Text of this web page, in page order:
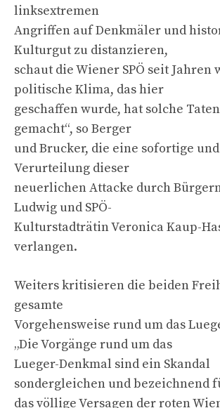
linksextremen
Angriffen auf Denkmäler und
Kulturgut zu distanzieren,
schaut die Wiener SPÖ seit Jahren
politische Klima, das hier
geschaffen wurde, hat solche
gemacht“, so Berger
und Brucker, die eine sofortige
Verurteilung dieser
neuerlichen Attacke durch
Ludwig und SPÖ-
Kulturstadträtin Veronica Kaup-
verlangen.
Weiters kritisieren die beiden
gesamte
Vorgehensweise rund um das
„Die Vorgänge rund um das
Lueger-Denkmal sind ein Skandal
sondergleichen und bezeichnend
das völlige Versagen der roten